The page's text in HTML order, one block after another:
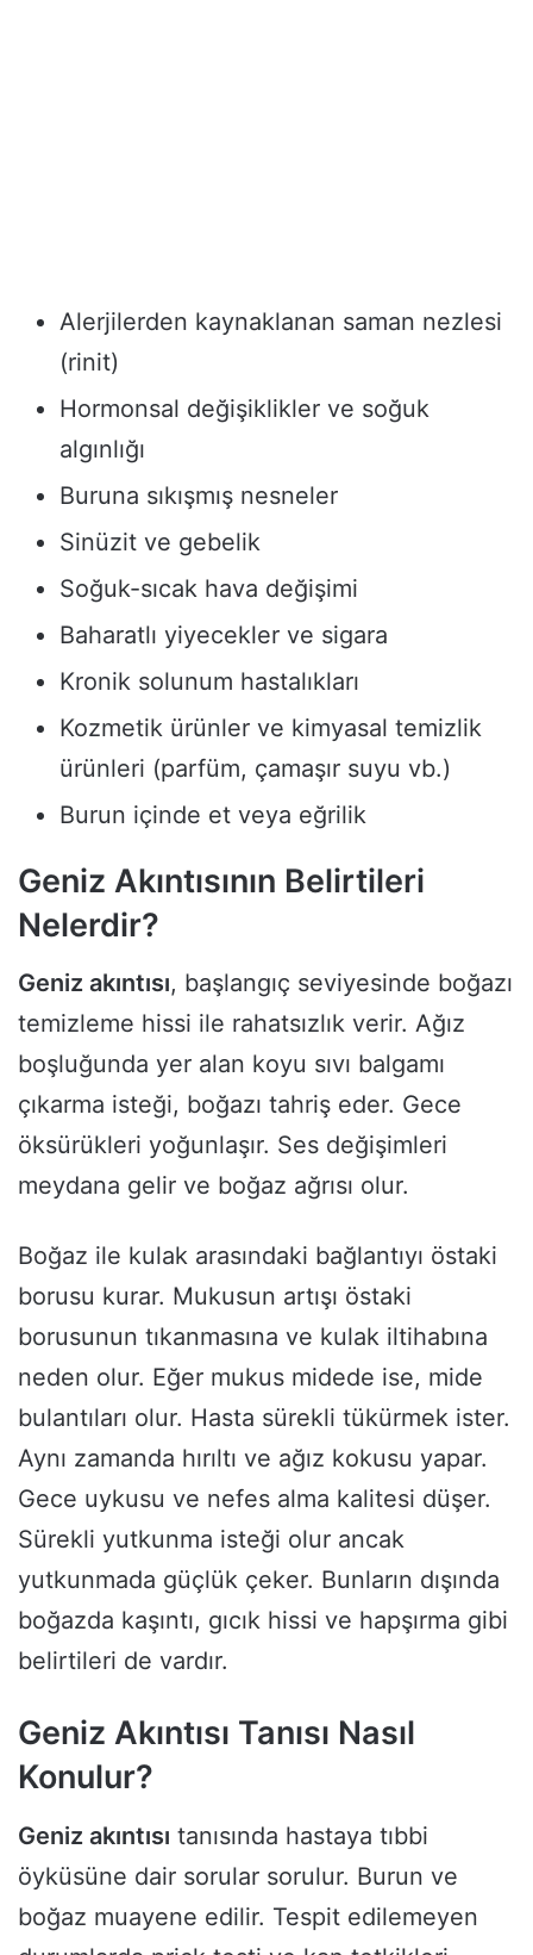
Alerjilerden kaynaklanan saman nezlesi
(rinit)
Hormonsal değişiklikler ve soğuk
algınlığı
Buruna sıkışmış nesneler
Sinüzit ve gebelik
Soğuk-sıcak hava değişimi
Baharatlı yiyecekler ve sigara
Kronik solunum hastalıkları
Kozmetik ürünler ve kimyasal temizlik
ürünleri (parfüm, çamaşır suyu vb.)
Burun içinde et veya eğrilik
Geniz Akıntısının Belirtileri
Nelerdir?
Geniz akıntısı, başlangıç seviyesinde boğazı
temizleme hissi ile rahatsızlık verir. Ağız
boşluğunda yer alan koyu sıvı balgamı
çıkarma isteği, boğazı tahriş eder. Gece
öksürükleri yoğunlaşır. Ses değişimleri
meydana gelir ve boğaz ağrısı olur.
Boğaz ile kulak arasındaki bağlantıyı östaki
borusu kurar. Mukusun artışı östaki
borusunun tıkanmasına ve kulak iltihabına
neden olur. Eğer mukus midede ise, mide
bulantıları olur. Hasta sürekli tükürmek ister.
Aynı zamanda hırıltı ve ağız kokusu yapar.
Gece uykusu ve nefes alma kalitesi düşer.
Sürekli yutkunma isteği olur ancak
yutkunmada güçlük çeker. Bunların dışında
boğazda kaşıntı, gıcık hissi ve hapşırma gibi
belirtileri de vardır.
Geniz Akıntısı Tanısı Nasıl
Konulur?
Geniz akıntısı tanısında hastaya tıbbi
öyküsüne dair sorular sorulur. Burun ve
boğaz muayene edilir. Tespit edilemeyen